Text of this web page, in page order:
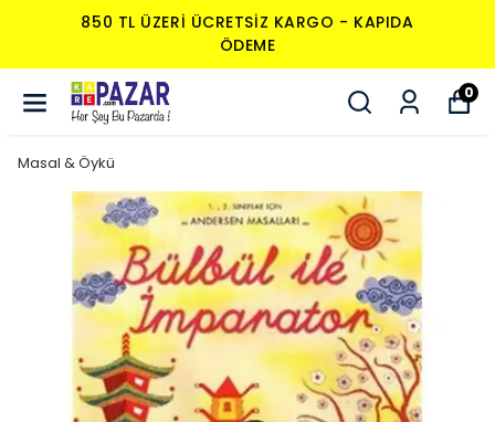
850 TL ÜZERI ÜCRETSIZ KARGO - KAPIDA
ÖDEME
0
Masal & Öykü